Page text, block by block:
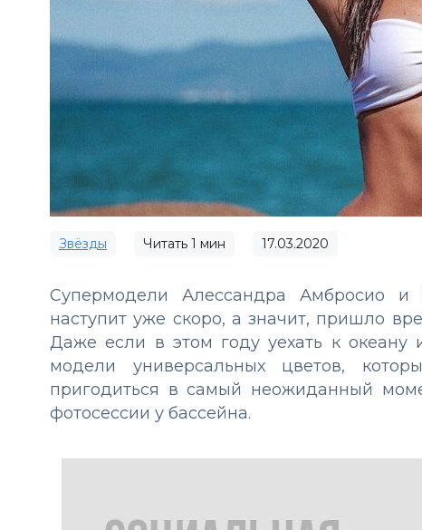
Звёзды Читать 1 мин 17.03.2020
Супермодели Алессандра Амбросио
наступит уже скоро, а значит, пришло
Даже если в этом году уехать к
модели универсальных цветов,
пригодиться в самый неожиданный
фотосессии у бассейна.